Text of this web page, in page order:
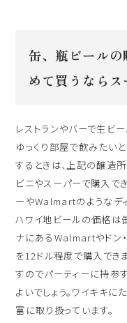
缶、瓶ビール
めて買うなら
レストランやバーで生ビ
ゆっくり部屋で飲みたい
するときは、上記の醸造
ビニやスーパーで購入で
ーやWalmartのようなデ
ハワイ地ビールの価格は
ナにあるWalmartやドン
を12ドル程度で購入でき
すのでパーティーに持参
よいでしょう。ワイキキ
富に取り扱っています。